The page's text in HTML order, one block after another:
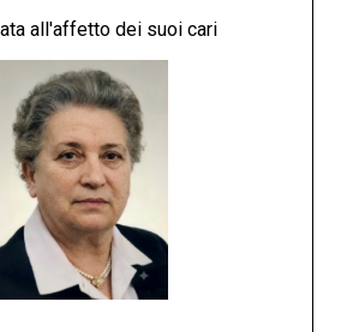
all'affetto dei suoi cari